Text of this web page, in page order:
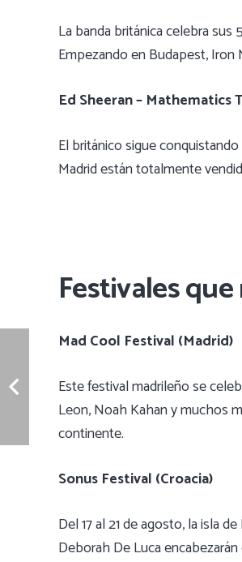
La banda británica celebra
Empezando en Budapest,
Ed Sheeran – Mathematics
El británico sigue
Madrid están totalmente
Festivales
Mad Cool Festival (Madrid)
Este festival madrileño se
Leon, Noah Kahan y muchos
continente.
Sonus Festival (Croacia)
Del 17 al 21 de agosto, la isla
Deborah De Luca